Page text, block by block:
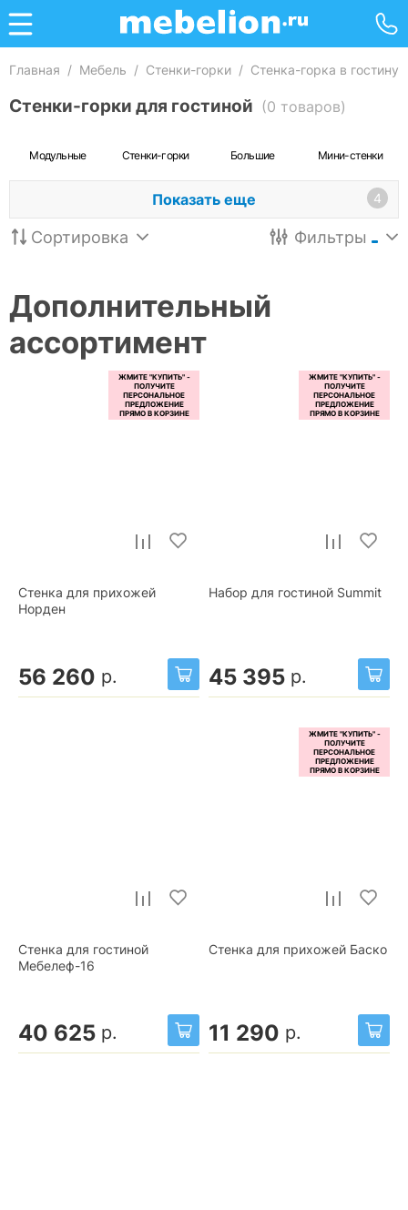
Главная / Мебель / Стенки-горки / Стенка-горка в гостиную
Стенки-горки для гостиной (0 товаров)
Модульные Стенки-горки Большие Мини-стенки
Показать еще 4
Сортировка Фильтры
Дополнительный
ассортимент
Стенка для прихожей
Норден
56 260 р.
Набор для гостиной Summit
45 395 р.
Стенка для гостиной
Мебелеф-16
40 625 р.
Стенка для прихожей Баско
11 290 р.